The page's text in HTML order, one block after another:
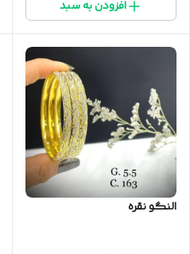
افزودن به سبد
النگو نقره